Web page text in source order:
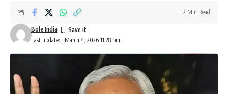
Last updated: March 4, 2026 11:28 pm
Bole India
2 Min Read